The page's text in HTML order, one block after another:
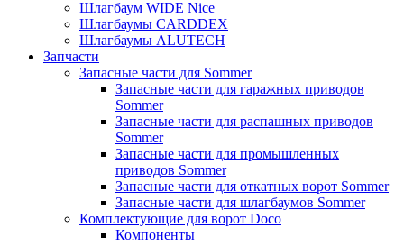
Шлагбаум WIDE Nice
Шлагбаумы CARDDEX
Шлагбаумы ALUTECH
Запчасти
Запасные части для Sommer
Запасные части для гаражных приводов
Sommer
Запасные части для распашных приводов
Sommer
Запасные части для промышленных
приводов Sommer
Запасные части для откатных ворот Sommer
Запасные части для шлагбаумов Sommer
Комплектующие для ворот Doco
Компоненты